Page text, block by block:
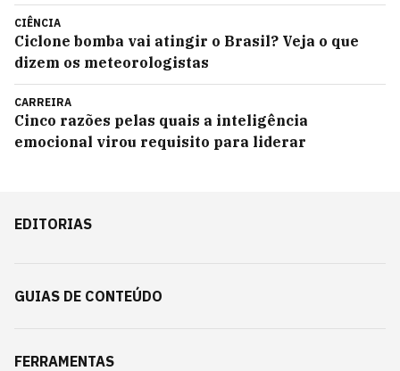
CIÊNCIA
Ciclone bomba vai atingir o Brasil? Veja o que
dizem os meteorologistas
CARREIRA
Cinco razões pelas quais a inteligência
emocional virou requisito para liderar
EDITORIAS
GUIAS DE CONTEÚDO
FERRAMENTAS